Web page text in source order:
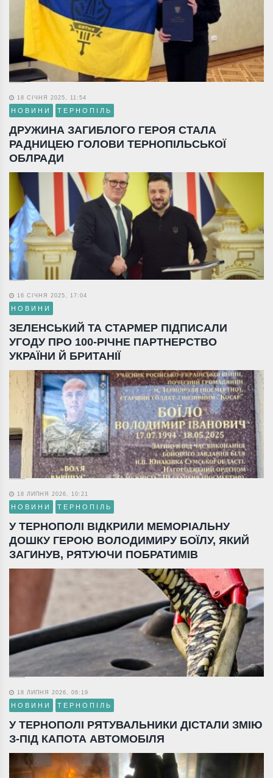
18 СІЧНЯ 2025, 11:54
НОВИНИ ТЕРНОПІЛЬ
ДРУЖИНА ЗАГИБЛОГО ГЕРОЯ СТАЛА
РАДНИЦЕЮ ГОЛОВИ ТЕРНОПІЛЬСЬКОЇ
ОБЛРАДИ
16 СІЧНЯ 2025, 17:04
НОВИНИ
ЗЕЛЕНСЬКИЙ ТА СТАРМЕР ПІДПИСАЛИ
УГОДУ ПРО 100-РІЧНЕ ПАРТНЕРСТВО
УКРАЇНИ Й БРИТАНІЇ
18 ЛИПНЯ 2026, 10:21
НОВИНИ ТЕРНОПІЛЬ
У ТЕРНОПОЛІ ВІДКРИЛИ МЕМОРІАЛЬНУ
ДОШКУ ГЕРОЮ ВОЛОДИМИРУ БОЇЛУ, ЯКИЙ
ЗАГИНУВ, РЯТУЮЧИ ПОБРАТИМІВ
18 ЛИПНЯ 2026, 06:19
НОВИНИ ТЕРНОПІЛЬ
У ТЕРНОПОЛІ РЯТУВАЛЬНИКИ ДІСТАЛИ ЗМІЮ
З-ПІД КАПОТА АВТОМОБІЛЯ